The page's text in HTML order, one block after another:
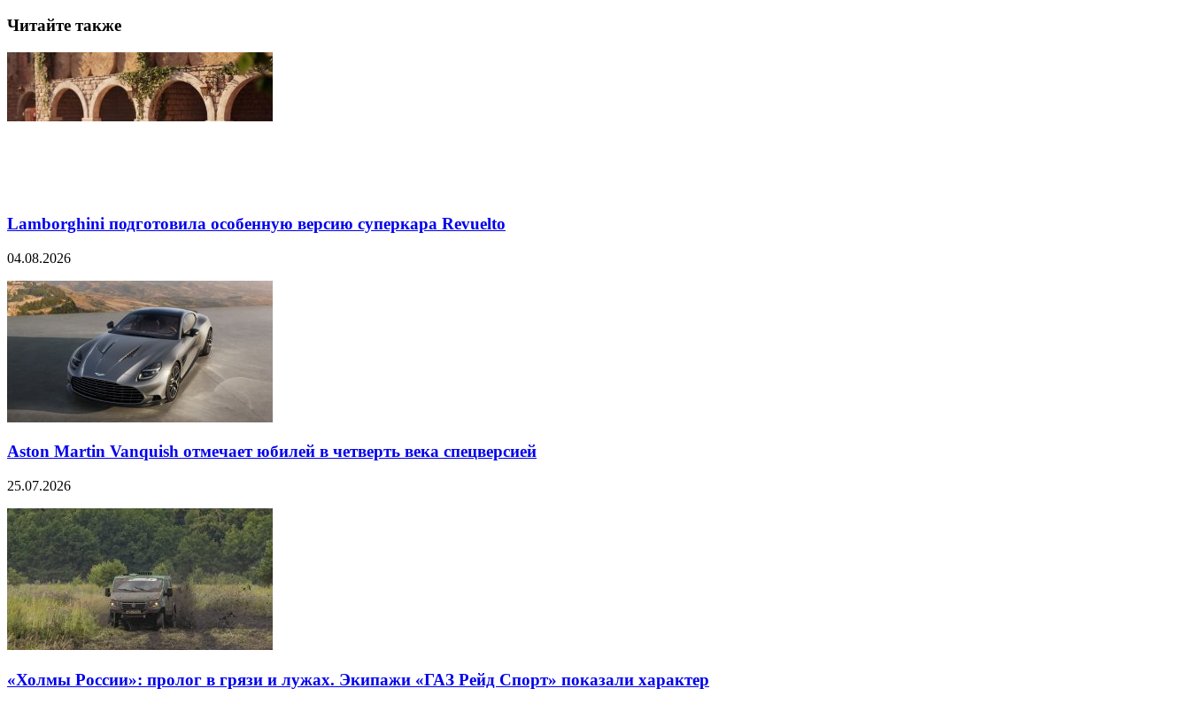
Читайте также
Lamborghini подготовила особенную версию суперкара Revuelto
04.08.2026
Aston Martin Vanquish отмечает юбилей в четверть века спецверсией
25.07.2026
«Холмы России»: пролог в грязи и лужах. Экипажи «ГАЗ Рейд Спорт» показали характер